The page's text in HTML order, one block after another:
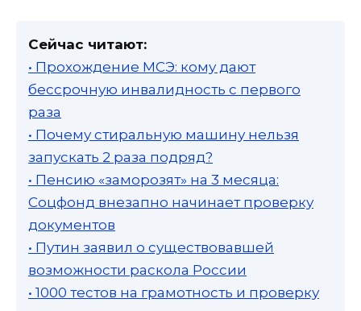
Сейчас читают:
• Прохождение МСЭ: кому дают
бессрочную инвалидность с первого
раза
• Почему стиральную машину нельзя
запускать 2 раза подряд?
• Пенсию «заморозят» на 3 месяца:
Соцфонд внезапно начинает проверку
документов
• Путин заявил о существовавшей
возможности раскола России
• 1000 тестов на грамотность и проверку